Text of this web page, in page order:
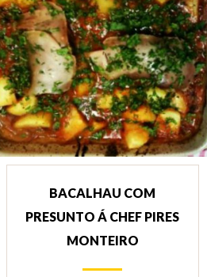
BACALHAU COM
PRESUNTO Á CHEF PIRES
MONTEIRO